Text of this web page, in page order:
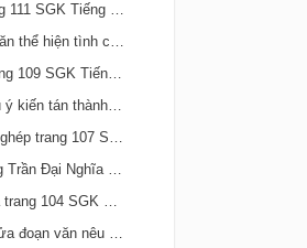
Bài 22 Đọc mở rộng trang 111 SGK Tiếng Việt 5 Kết nối tri thức tập 2
Bài 22 Luyện viết đoạn văn thể hiện tình cảm, cảm xúc về một sự việc trang 111 SGK Tiếng Việt 5 Kết nối tri thức tập 2
Bài 22 Bộ đội về làng trang 109 SGK Tiếng Việt 5 Kết nối tri thức tập 2
Bài 21 Viết đoạn văn nêu ý kiến tán thành một sự việc, hiện tượng (Bài viết số 2) trang 108 SGK Tiếng Việt 5 Kết nối tri thức tập 2
Bài 21 Luyện tập về câu ghép trang 107 SGK Tiếng Việt 5 Kết nối tri thức tập 2
Bài 21 Anh hùng lao động Trần Đại Nghĩa trang 106 SGK Tiếng Việt 5 Kết nối tri thức tập 2
Bài 20 Đền ơn đáp nghĩa trang 104 SGK Tiếng Việt 5 Kết nối tri thức tập 2
Bài 20 Đánh giá, chỉnh sửa đoạn văn nêu ý kiến tán thành một sự vật, hiện tượng trang 103 SGK Tiếng Việt 5 Kết nối tri thức tập 2